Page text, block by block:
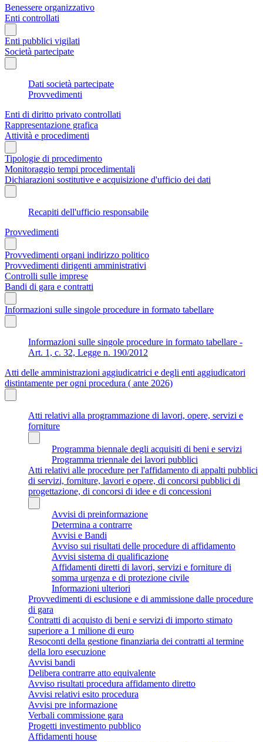
Benessere organizzativo
Enti controllati
Enti pubblici vigilati
Società partecipate
Dati società partecipate
Provvedimenti
Enti di diritto privato controllati
Rappresentazione grafica
Attività e procedimenti
Tipologie di procedimento
Monitoraggio tempi procedimentali
Dichiarazioni sostitutive e acquisizione d'ufficio dei dati
Recapiti dell'ufficio responsabile
Provvedimenti
Provvedimenti organi indirizzo politico
Provvedimenti dirigenti amministrativi
Controlli sulle imprese
Bandi di gara e contratti
Informazioni sulle singole procedure in formato tabellare
Informazioni sulle singole procedure in formato tabellare -
Art. 1, c. 32, Legge n. 190/2012
Atti delle amministrazioni aggiudicatrici e degli enti aggiudicatori
distintamente per ogni procedura ( ante 2026)
Atti relativi alla programmazione di lavori, opere, servizi e
forniture
Programma biennale degli acquisiti di beni e servizi
Programma triennale dei lavori pubblici
Atti relativi alle procedure per l'affidamento di appalti pubblici
di servizi, forniture, lavori e opere, di concorsi pubblici di
progettazione, di concorsi di idee e di concessioni
Avvisi di preinformazione
Determina a contrarre
Avvisi e Bandi
Avviso sui risultati delle procedure di affidamento
Avvisi sistema di qualificazione
Affidamenti diretti di lavori, servizi e forniture di
somma urgenza e di protezione civile
Informazioni ulteriori
Provvedimenti di esclusione e di ammissione dalle procedure
di gara
Contratti di acquisto di beni e servizi di importo stimato
superiore a 1 milione di euro
Resoconti della gestione finanziaria dei contratti al termine
della loro esecuzione
Avvisi bandi
Delibera contrarre atto equivalente
Avviso risultati procedura affidamento diretto
Avvisi relativi esito procedura
Avvisi pre informazione
Verbali commissione gara
Progetti investimento pubblico
Affidamenti house